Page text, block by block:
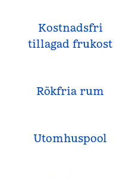
Kostnadsfri
tillagad frukost
Rökfria rum
Utomhuspool